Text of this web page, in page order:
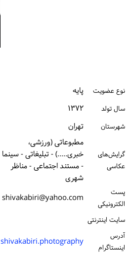
نوع عضویت پایه
سال تولد ۱۳۷۲
شهرستان تهران
گرایش‌های
عکاسی
مطبوعاتی (ورزشی،
خبری.....) - تبلیغاتی - سینما
- مستند اجتماعی - مناظر
شهری
پست
الكترونیكی
shivakabiri@yahoo.com
سایت اینترنتی
آدرس
اینستاگرام
shivakabiri.photography